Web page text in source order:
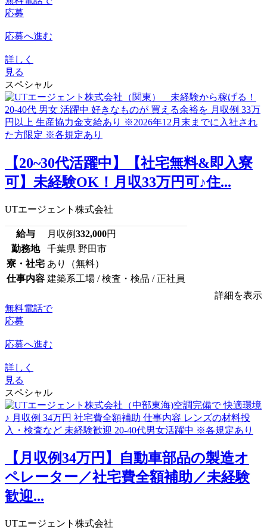
応募
応募へ進む
詳しく
見る
スペシャル
【20~30代活躍中】【社宅無料&即入寮
可】未経験OK！月収33万円可♪住...
UTエージェント株式会社
給与 月収例332,000円
勤務地
千葉県 野田市
寮・社宅 あり（無料）
仕事内容 建築系工場 / 検査・検品 / 正社員
詳細を表示
無料電話で
応募
応募へ進む
詳しく
見る
スペシャル
【月収例34万円】自動車部品の製造オ
ペレーター／社宅費全額補助／未経験
歓迎...
UTエージェント株式会社